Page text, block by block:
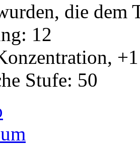
die dem
12
Stufe: 50